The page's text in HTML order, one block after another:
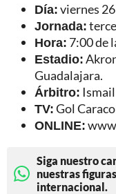
Día:viernes
Jornada:
Hora: 7:00 de
Estadio:
Guadalajara.
Árbitro: Ismail
TV:Gol
ONLINE:
Siga nuestro
nuestras
internacional.